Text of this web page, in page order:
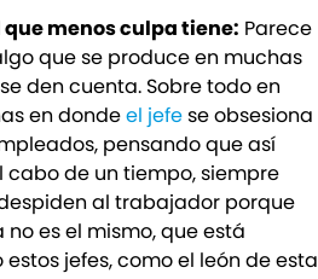
que menos culpa tiene: Parece
que se produce en muchas
den cuenta. Sobre todo en
en dondeel jefese obsesiona
pensando que así
de un tiempo, siempre
al trabajador porque
es el mismo, que está
jefes, como el león de esta